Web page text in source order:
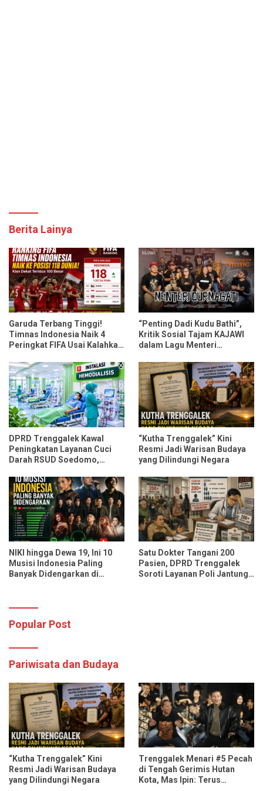
Berita Lainya
Garuda Terbang Tinggi!
Timnas Indonesia Naik 4
Peringkat FIFA Usai Kalahkan
“Penting Dadi Kudu Bathi”,
Kritik Sosial Tajam KAJAWI
dalam Lagu Menteri
DPRD Trenggalek Kawal
Peningkatan Layanan Cuci
Darah RSUD Soedomo,
Pasien Sekali Pelayanan
“Kutha Trenggalek” Kini
Resmi Jadi Warisan Budaya
yang Dilindungi Negara
NIKI hingga Dewa 19, Ini 10
Musisi Indonesia Paling
Banyak Didengarkan di
Satu Dokter Tangani 200
Pasien, DPRD Trenggalek
Soroti Layanan Poli Jantung
Popular Post
Pariwisata dan Budaya
“Kutha Trenggalek” Kini
Resmi Jadi Warisan Budaya
yang Dilindungi Negara
Trenggalek Menari #5 Pecah
di Tengah Gerimis Hutan
Kota, Mas Ipin: Terus